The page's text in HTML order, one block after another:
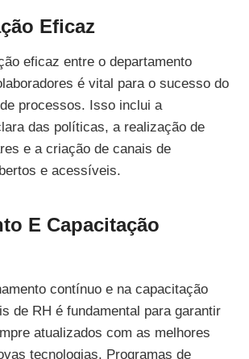
Eficaz
eficaz entre o departamento
é vital para o sucesso do
processos. Isso inclui a
das políticas, a realização de
e a criação de canais de
e acessíveis.
E Capacitação
contínuo e na capacitação
de RH é fundamental para garantir
atualizados com as melhores
tecnologias. Programas de